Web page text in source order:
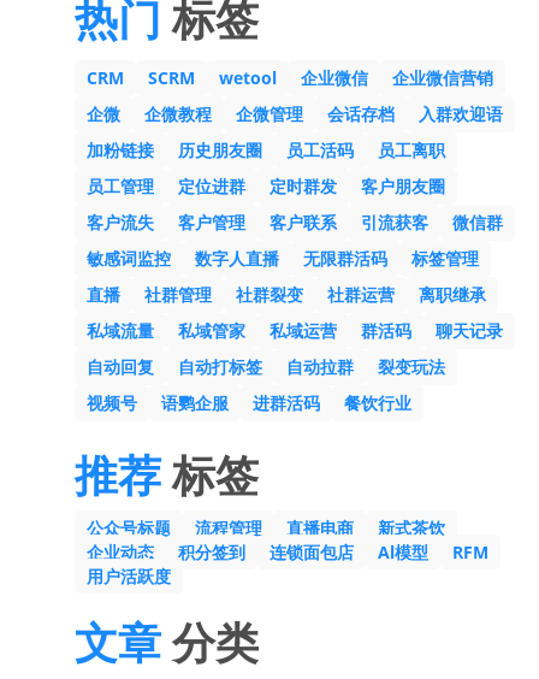
热门 标签
CRM SCRM wetool 企业微信
企业微信营销
企微
企微教程 企微管理 会话存档
入群欢迎语
加粉链接
历史朋友圈 员工活码
员工离职
员工管理
定位进群 定时群发
客户朋友圈
客户流失
客户管理 客户联系 引流获客
微信群
敏感词监控
数字人直播 无限群活码
标签管理
直播
社群管理 社群裂变 社群运营
离职继承
私域流量
私域管家 私域运营 群活码
聊天记录
自动回复
自动打标签 自动拉群
裂变玩法
视频号
语鹦企服 进群活码 餐饮行业
推荐标签
公众号标题 流程管理 直播电商
新式茶饮
企业动态
积分签到 连锁面包店 Al模型
RFM
用户活跃度
文章分类